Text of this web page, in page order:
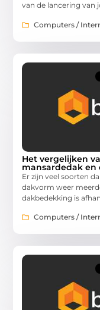
van de lancering van
Computers /
Het vergelijken
mansardedak en
Er zijn veel soorten
dakvorm weer
dakbedekking is
Computers /